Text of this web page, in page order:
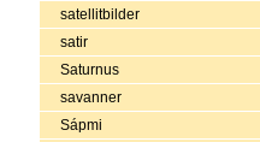
satellitbilder
satir
Saturnus
savanner
Sápmi